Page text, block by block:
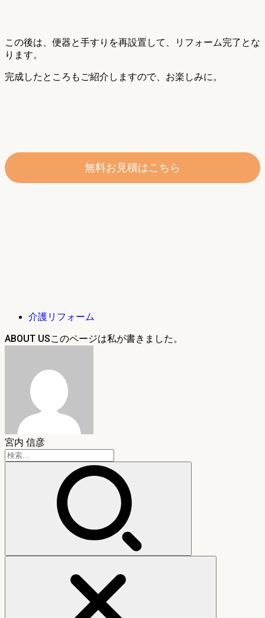
この後は、便器と手すりを再設置して、リフォーム完了とな
ります。
完成したところもご紹介しますので、お楽しみに。
無料お見積はこちら
介護リフォーム
ABOUT US
宮内 信彦
検
索: